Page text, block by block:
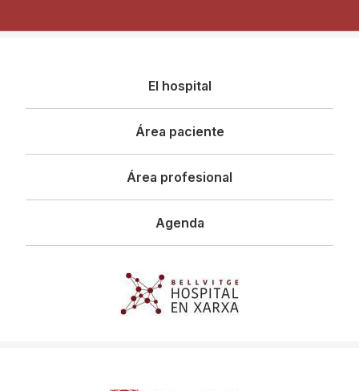
principal
El hospital
Área paciente
Área profesional
Agenda